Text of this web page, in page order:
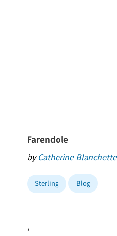
Farendole
byCatherine Blanchette
Sterling Blog
,